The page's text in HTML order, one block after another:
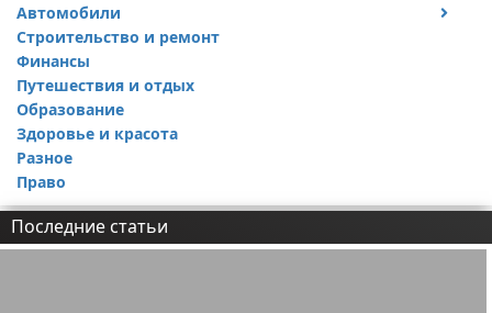
Тесты и обзоры устройств
Автомобили
Ремонт авто
Строительство и ремонт
Финансы
Путешествия и отдых
Образование
Здоровье и красота
Разное
Право
Последние статьи